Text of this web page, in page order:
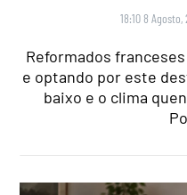
18:10 8 Agosto,
Reformados
e optando por este
baixo e o clima